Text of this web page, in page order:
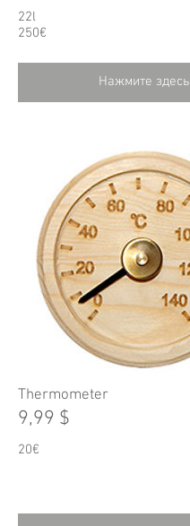
22l
250€
Нажмите здесь
Thermometer
9,99 $
20€